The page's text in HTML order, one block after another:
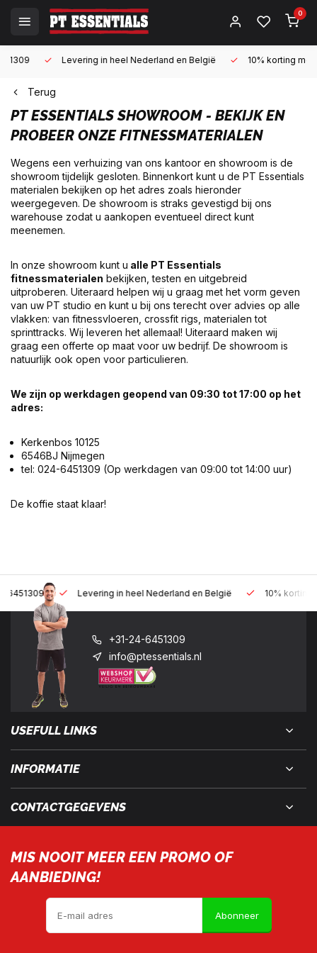
0
Levering in heel Nederland en België 10% korting met een
Terug
PT ESSENTIALS SHOWROOM - BEKIJK EN
PROBEER ONZE FITNESSMATERIALEN
Wegens een verhuizing van ons kantoor en showroom is de
showroom tijdelijk gesloten. Binnenkort kunt u de PT Essentials
materialen bekijken op het adres zoals hieronder
weergegeven. De showroom is straks gevestigd bij ons
warehouse zodat u aankopen eventueel direct kunt
meenemen.
In onze showroom kunt u alle PT Essentials
fitnessmaterialen bekijken, testen en uitgebreid
uitproberen. Uiteraard helpen wij u graag met het vorm geven
van uw PT studio en kunt u bij ons terecht over advies op alle
vlakken: van fitnessvloeren, crossfit rigs, materialen tot
sprinttracks. Wij leveren het allemaal! Uiteraard maken wij
graag een offerte op maat voor uw bedrijf. De showroom is
natuurlijk ook open voor particulieren.
We zijn op werkdagen geopend van 09:30 tot 17:00 op het
adres:
Kerkenbos 10125
6546BJ Nijmegen
tel: 024-6451309 (Op werkdagen van 09:00 tot 14:00 uur)
De koffie staat klaar!
Levering in heel Nederland en België 10% korting met een
+31-24-6451309
info@ptessentials.nl
USEFULL LINKS
INFORMATIE
CONTACTGEGEVENS
MIS NOOIT MEER EEN PROMO OF
AANBIEDING!
Abonneer